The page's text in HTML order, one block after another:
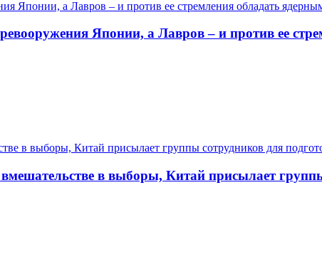
Японии, а Лавров – и против ее
в выборы, Китай присылает